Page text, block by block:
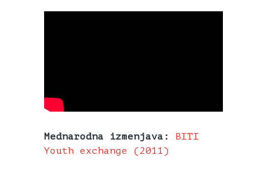
Mednarodna izmenjava: BITI
Youth exchange (2011)